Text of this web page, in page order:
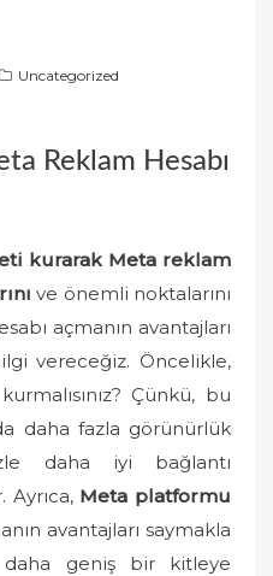
Uncategorized
Reklam Hesabı
kurarak Meta reklam
ve önemli noktalarını
açmanın avantajları
vereceğiz. Öncelikle,
Çünkü, bu
daha fazla görünürlük
daha iyi bağlantı
Ayrıca, Meta platformu
avantajları saymakla
daha geniş bir kitleye